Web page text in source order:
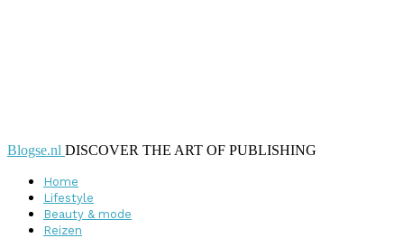
Blogse.nl DISCOVER THE ART OF PUBLISHING
Home
Lifestyle
Beauty & mode
Reizen